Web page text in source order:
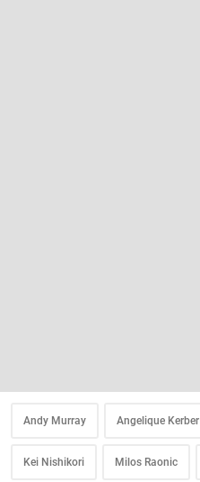
Andy Murray Angelique Kerber
Kei Nishikori Milos Raonic